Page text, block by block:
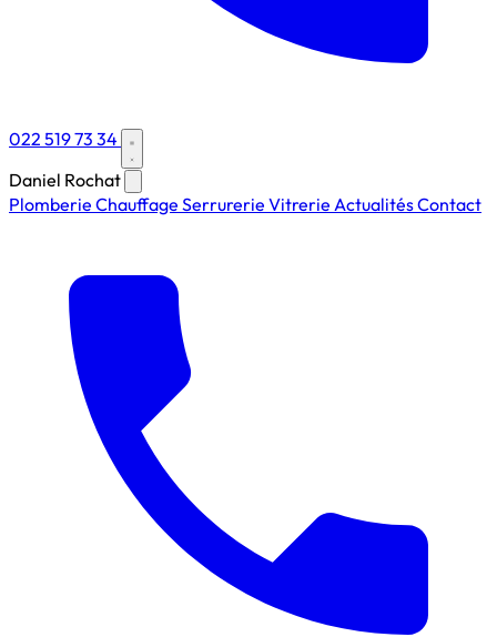
022 519 73 34
Daniel Rochat
Plomberie Chauffage Serrurerie Vitrerie ActualitésContact